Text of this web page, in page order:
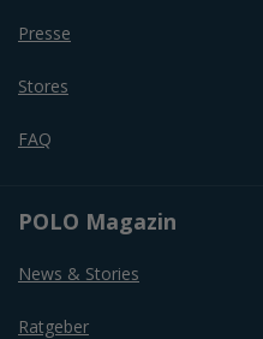
Presse
Stores
FAQ
POLO Magazin
News & Stories
Ratgeber